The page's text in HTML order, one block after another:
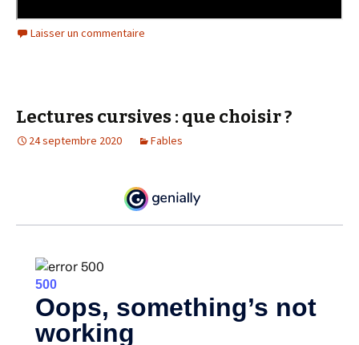
Laisser un commentaire
Lectures cursives : que choisir ?
24 septembre 2020 Fables